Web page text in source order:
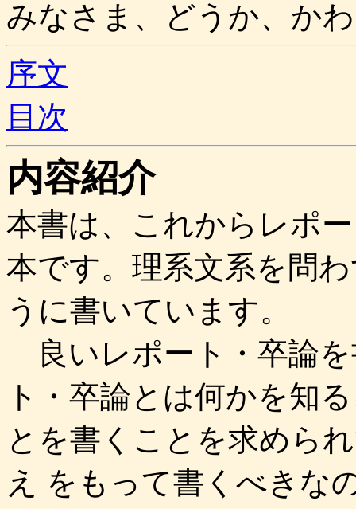
みなさま、どうか、か
序文
目次
内容紹介
本書は、これからレポ
本です。理系文系を問
うに書いています。
良いレポート・卒論
ト・卒論とは何かを知
とを書くことを求めら
え をもって書くべきな